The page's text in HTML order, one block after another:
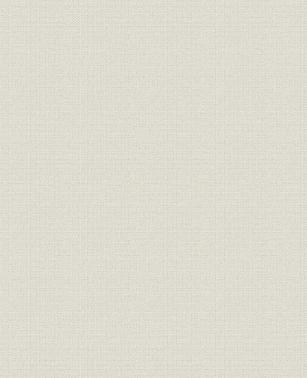
2 新たな企業体制
第3章 事業拡大と企業体制の整備 明治40年―大正6年
第1節 朝鮮・満州の大型工事
1 京仁線改良工事への参入
2 国際連絡運輸の幕開けと欧亜連絡構想
3 橋梁工事に新紀元を画した鴨緑江架橋
4 満鉄の安奉線改築工事
5 安奉線開通と組長の大陸出張
6 釜山を近代化した「釜山削平工事」
7 困難をきわめた京元線工事
8 「橋梁の間」の名をあげた各地橋梁工事
第2節 事業分野の拡大
1 鉄道国有化と工事請負業界
2 地域幹線新設工事の展開